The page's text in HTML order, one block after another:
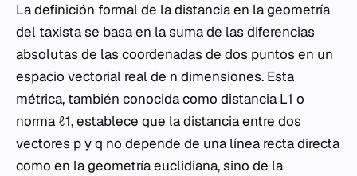
La definición formal de la distancia en la geometría
del taxista se basa en la suma de las diferencias
absolutas de las coordenadas de dos puntos en un
espacio vectorial real de n dimensiones. Esta
métrica, también conocida como distancia L1 o
norma ℓ1, establece que la distancia entre dos
vectores p y q no depende de una línea recta directa
como en la geometría euclidiana, sino de la